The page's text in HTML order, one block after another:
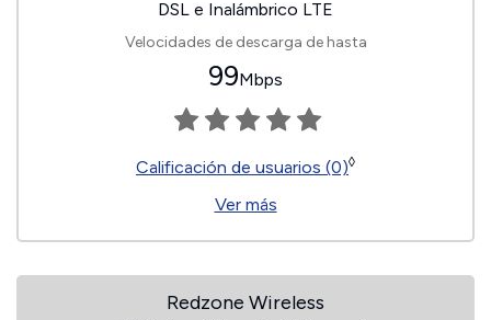
DSL e Inalámbrico LTE
Velocidades de descarga de hasta
99Mbps
Calificación de usuarios (0)◊
Ver más
Redzone Wireless